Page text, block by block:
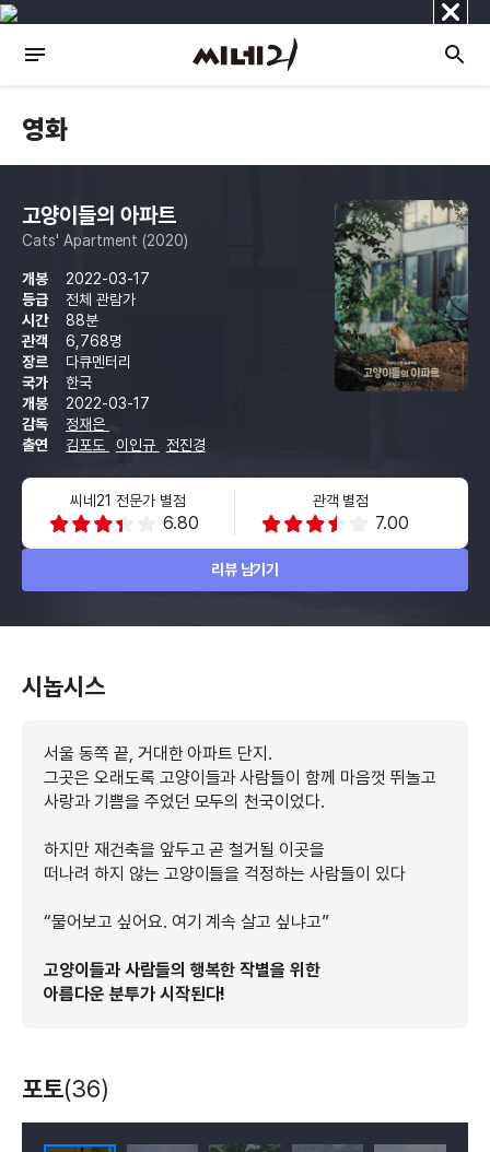
닫
기
영화
고양이들의 아파트
Cats' Apartment (2020)
개봉
2022-03-17
등급
전체 관람가
시간
88분
관객
6,768명
장르
다큐멘터리
국가
한국
개봉
2022-03-17
감독
정재은
출연
김포도 이인규 전진경
씨네21 전문가 별점
6.80
관객 별점
7.00
리뷰 남기기
시놉시스
서울 동쪽 끝, 거대한 아파트 단지.
그곳은 오래도록 고양이들과 사람들이 함께 마음껏 뛰놀고
사랑과 기쁨을 주었던 모두의 천국이었다.
하지만 재건축을 앞두고 곧 철거될 이곳을
떠나려 하지 않는 고양이들을 걱정하는 사람들이 있다
“물어보고 싶어요. 여기 계속 살고 싶냐고”
고양이들과 사람들의 행복한 작별을 위한
아름다운 분투가 시작된다!
포토(36)